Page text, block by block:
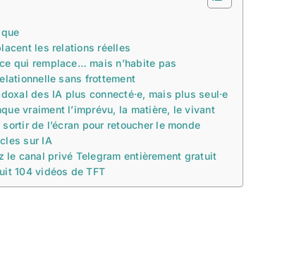
les relations réelles
qui remplace… mais n’habite pas
sans frottement
des IA plus connecté·e, mais plus seul·e
vraiment l’imprévu, la matière, le vivant
de l’écran pour retoucher le monde
sur IA
le canal privé Telegram entièrement gratuit
104 vidéos de TFT